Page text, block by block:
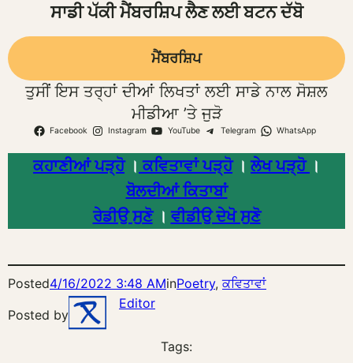
ਸਾਡੀ ਪੱਕੀ ਮੈਂਬਰਸ਼ਿਪ ਲੈਣ ਲਈ ਬਟਨ ਦੱਬੋ
ਮੈਂਬਰਸ਼ਿਪ
ਤੁਸੀਂ ਇਸ ਤਰ੍ਹਾਂ ਦੀਆਂ ਲਿਖਤਾਂ ਲਈ ਸਾਡੇ ਨਾਲ ਸੋਸ਼ਲ
ਮੀਡੀਆ ’ਤੇ ਜੁੜੋ
Facebook Instagram YouTube Telegram WhatsApp
ਕਹਾਣੀਆਂ ਪੜ੍ਹੋ। ਕਵਿਤਾਵਾਂ ਪੜ੍ਹੋ।ਲੇਖ ਪੜ੍ਹੋ ।
ਬੋਲਦੀਆਂ ਕਿਤਾਬਾਂ
ਰੇਡੀਉ ਸੁਣੋ। ਵੀਡੀਉ ਦੇਖੋ ਸੁਣੋ
Posted4/16/2022 3:48 AMinPoetry, ਕਵਿਤਾਵਾਂ
Posted by
Editor
Tags: